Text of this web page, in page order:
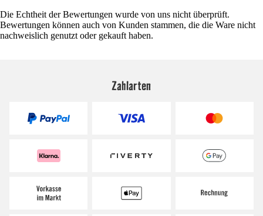
Die Echtheit der Bewertungen wurde von uns nicht überprüft.
Bewertungen können auch von Kunden stammen, die die Ware nicht
nachweislich genutzt oder gekauft haben.
Zahlarten